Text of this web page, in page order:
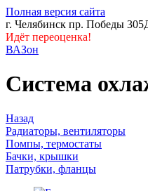
Полная версия сайта
г. Челябинск пр. Победы
Идёт переоценка!
ВАЗон
Система
Назад
Радиаторы, вентиляторы
Помпы, термостаты
Бачки, крышки
Патрубки, фланцы